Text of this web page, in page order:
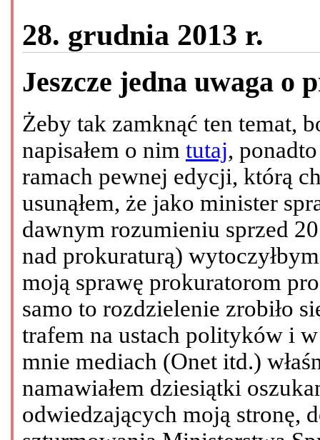
28. grudnia 2013 r.
Jeszcze jedna uwaga o
Żeby tak zamknąć ten temat,
napisałem o nim tutaj,
ramach pewnej edycji, którą
usunąłem, że jako minister
dawnym rozumieniu sprzed
nad prokuraturą)
moją sprawę prokuratorom
samo to rozdzielenie zrobiło
trafem na ustach polityków i
mnie mediach (Onet itd.)
namawiałem dziesiątki
odwiedzających moją stronę,